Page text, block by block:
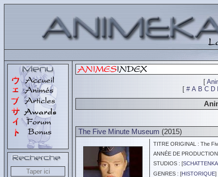
[
[ # A B C D
The Five Minute Museum (2015)
TITRE ORIGINAL : The
ANNÉE DE
STUDIOS : [
GENRES : [HISTORIQUE]